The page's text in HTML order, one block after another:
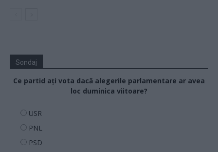
Sondaj
Ce partid ați vota dacă alegerile parlamentare ar avea
loc duminica viitoare?
USR
PNL
PSD